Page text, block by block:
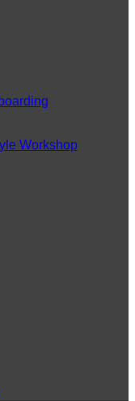
Workshop